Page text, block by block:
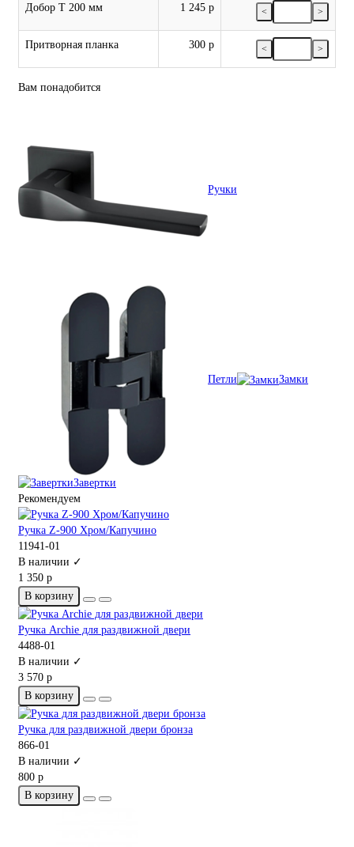
Добор Т 200 мм 1 245 р < >
Притворная планка 300 р < >
Вам понадобится
Ручки
Петли Замки
Завертки
Рекомендуем
Ручка Z-900 Хром/Капучино
11941-01
В наличии ✓
1 350 р
В корзину
Ручка Archie для раздвижной двери
4488-01
В наличии ✓
3 570 р
В корзину
Ручка для раздвижной двери бронза
866-01
В наличии ✓
800 р
В корзину